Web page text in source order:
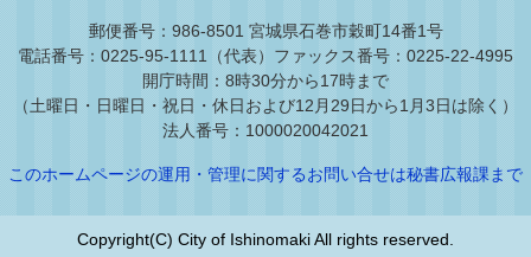
郵便番号：986-8501 宮城県石巻市穀町14番1号
電話番号：0225-95-1111（代表） ファックス番号：0225-22-4995
開庁時間：8時30分から17時まで
（土曜日・日曜日・祝日・休日および12月29日から1月3日は除く）
法人番号：1000020042021
このホームページの運用・管理に関するお問い合せは秘書広報課まで
Copyright(C) City of Ishinomaki All rights reserved.